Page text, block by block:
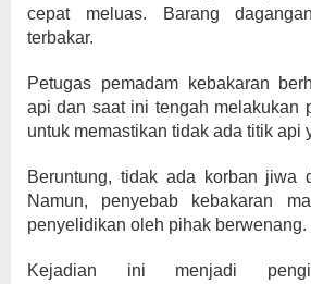
cepat meluas. Barang
terbakar.
Petugas pemadam kebakaran
api dan saat ini tengah melakukan
untuk memastikan tidak ada titik api
Beruntung, tidak ada korban jiwa
Namun, penyebab kebakaran
penyelidikan oleh pihak berwenang.
Kejadian ini menjadi